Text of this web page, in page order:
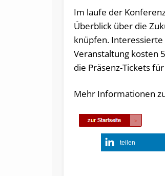
Im laufe der
Überblick über die
knüpfen. Interessierte
Veranstaltung kosten
die Präsenz-Tickets
Mehr Informationen
teilen